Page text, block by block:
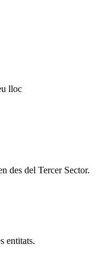
lloc
des del Tercer Sector.
entitats.